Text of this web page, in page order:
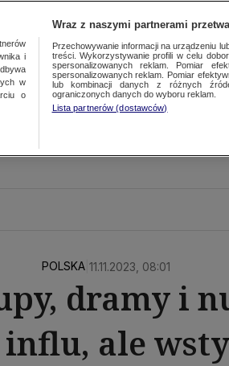
POLSKA 11.11.2023, 08:01
dramy i
ale
i
w
o
Wraz z naszymi partnerami
Przechowywanie informacji na urządzeniu
treści. Wykorzystywanie profili w celu
spersonalizowanych reklam. Pomiar
spersonalizowanych reklam. Pomiar
lub kombinacji danych z różnych
ograniczonych danych do wyboru reklam.
Lista partnerów (dostawców)